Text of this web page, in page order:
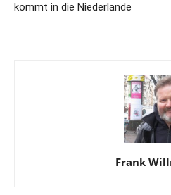
kommt in die Niederlande
Frank